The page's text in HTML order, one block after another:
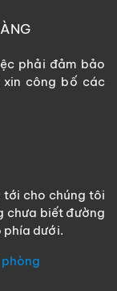
phải đảm bảo
xin công bố các
tới cho chúng tôi
chưa biết đường
phía dưới.